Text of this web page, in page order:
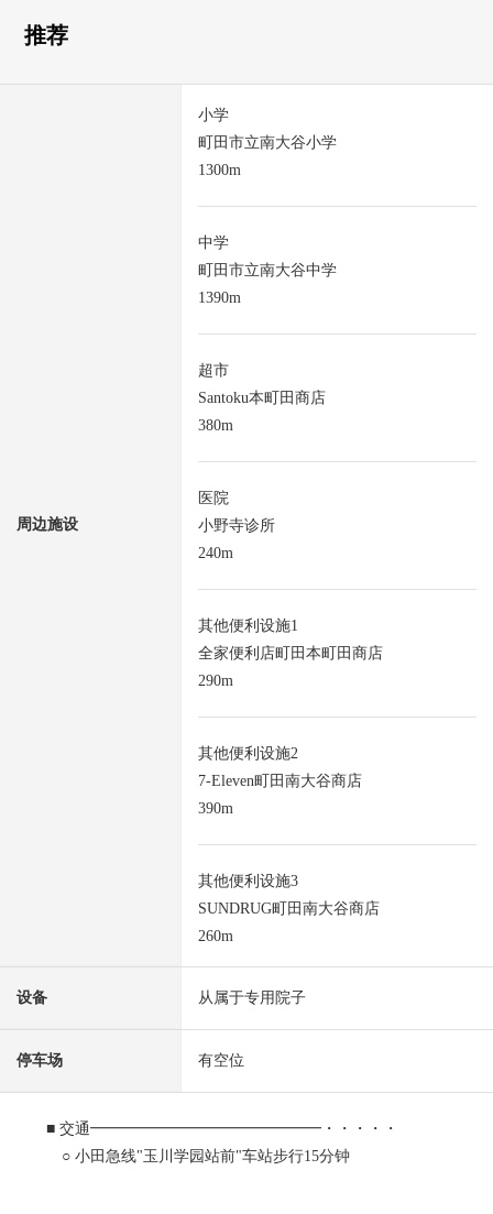
推荐
周边施设
小学
町田市立南大谷小学
1300m
中学
町田市立南大谷中学
1390m
超市
Santoku本町田商店
380m
医院
小野寺诊所
240m
其他便利设施1
全家便利店町田本町田商店
290m
其他便利设施2
7-Eleven町田南大谷商店
390m
其他便利设施3
SUNDRUG町田南大谷商店
260m
设备 从属于专用院子
停车场 有空位
■ 交通━━━━━━━━━━━━━━━・・・・・
○ 小田急线"玉川学园站前"车站步行15分钟